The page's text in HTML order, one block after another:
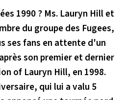
1990 ? Ms. Lauryn Hill et
du groupe des Fugees,
ses fans en attente d'un
son premier et dernier
of Lauryn Hill, en 1998.
qui lui a valu 5